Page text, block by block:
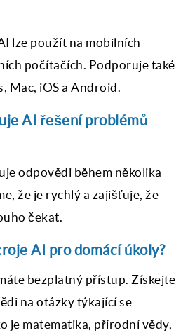
lze použít na mobilních
počítačích. Podporuje také
Mac, iOS a Android.
AI řešení problémů
odpovědi během několika
že je rychlý a zajišťuje, že
čekat.
AI pro domácí úkoly?
bezplatný přístup. Získejte
na otázky týkající se
je matematika, přírodní vědy,